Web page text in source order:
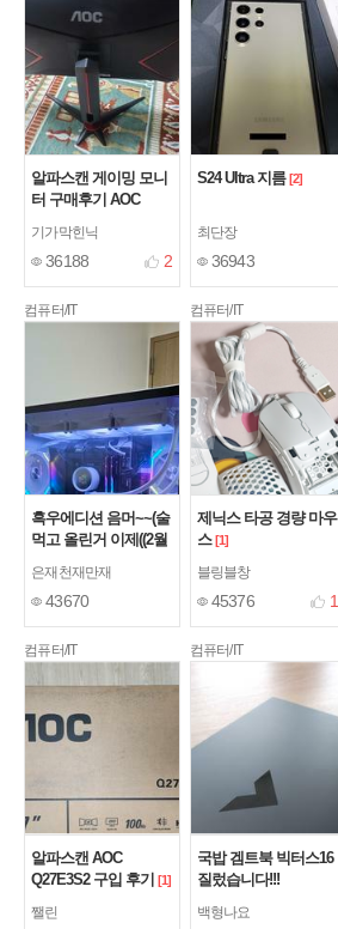
알파스캔 게이밍 모니
터 구매후기 AOC
기가막힌닉
36188 2
S24 Ultra 지름 [2]
최단장
36943
컴퓨터/IT
흑우에디션 음머~~(술
먹고 올린거 이제((2월
[2]
은재천재만재
43670
컴퓨터/IT
제닉스 타공 경량 마우
스 [1]
블링블창
45376 1
컴퓨터/IT
알파스캔 AOC
Q27E3S2 구입 후기 [1]
쨀린
컴퓨터/IT
국밥 겜트북 빅터스16
질렀습니다!!!
백형나요